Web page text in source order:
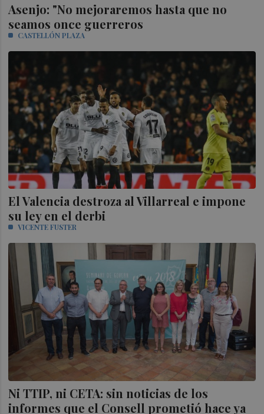
Asenjo: "No mejoraremos hasta que no
seamos once guerreros
CASTELLÓN PLAZA
El Valencia destroza al Villarreal e impone
su ley en el derbi
VICENTE FUSTER
Ni TTIP, ni CETA: sin noticias de los
informes que el Consell prometió hace ya